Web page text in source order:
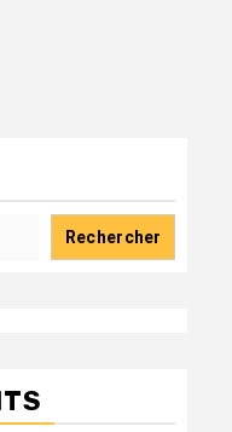
Rechercher